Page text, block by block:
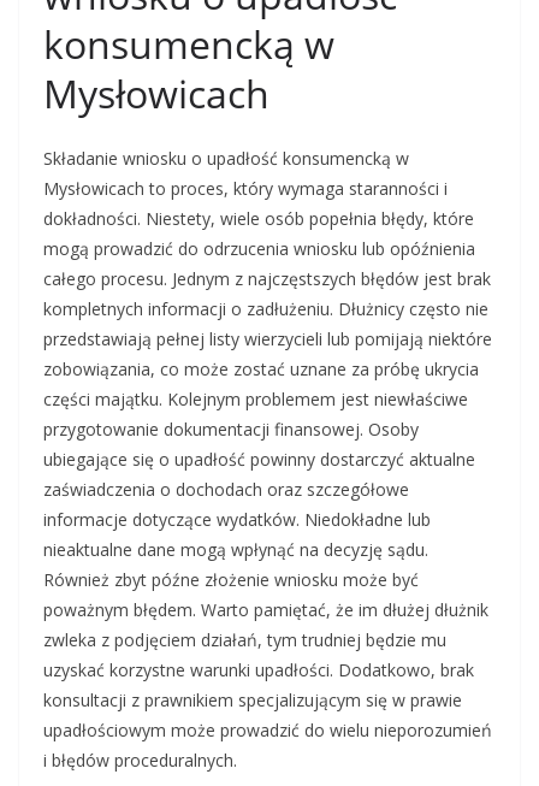
konsumencką w
Mysłowicach
Składanie wniosku o upadłość konsumencką w
Mysłowicach to proces, który wymaga staranności i
dokładności. Niestety, wiele osób popełnia błędy, które
mogą prowadzić do odrzucenia wniosku lub opóźnienia
całego procesu. Jednym z najczęstszych błędów jest brak
kompletnych informacji o zadłużeniu. Dłużnicy często nie
przedstawiają pełnej listy wierzycieli lub pomijają niektóre
zobowiązania, co może zostać uznane za próbę ukrycia
części majątku. Kolejnym problemem jest niewłaściwe
przygotowanie dokumentacji finansowej. Osoby
ubiegające się o upadłość powinny dostarczyć aktualne
zaświadczenia o dochodach oraz szczegółowe
informacje dotyczące wydatków. Niedokładne lub
nieaktualne dane mogą wpłynąć na decyzję sądu.
Również zbyt późne złożenie wniosku może być
poważnym błędem. Warto pamiętać, że im dłużej dłużnik
zwleka z podjęciem działań, tym trudniej będzie mu
uzyskać korzystne warunki upadłości. Dodatkowo, brak
konsultacji z prawnikiem specjalizującym się w prawie
upadłościowym może prowadzić do wielu nieporozumień
i błędów proceduralnych.